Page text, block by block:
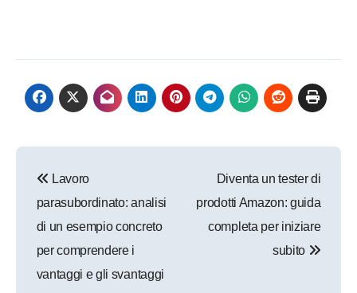
articoli
Lavoro
parasubordinato: analisi
di un esempio concreto
per comprendere i
vantaggi e gli svantaggi
Diventa un tester di
prodotti Amazon: guida
completa per iniziare
subito